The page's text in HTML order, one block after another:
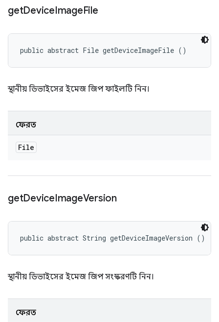
getDeviceImageFile
public abstract File getDeviceImageFile ()
স্থানীয় ডিভাইসের ইমেজ জিপ ফাইলটি নিন।
ফেরত
File
getDeviceImageVersion
public abstract String getDeviceImageVersion ()
স্থানীয় ডিভাইসের ইমেজ জিপ সংস্করণটি নিন।
ফেরত